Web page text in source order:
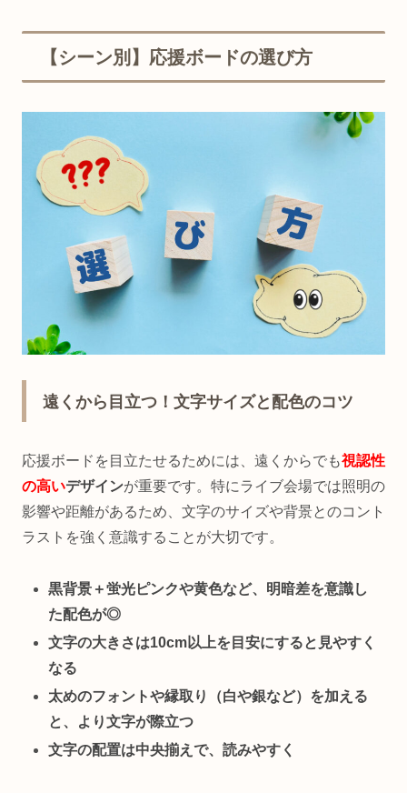
【シーン別】応援ボードの選び方
遠くから目立つ！文字サイズと配色のコツ
応援ボードを目立たせるためには、遠くからでも視認性
の高いデザインが重要です。特にライブ会場では照明の
影響や距離があるため、文字のサイズや背景とのコント
ラストを強く意識することが大切です。
黒背景＋蛍光ピンクや黄色など、明暗差を意識し
た配色が◎
文字の大きさは10cm以上を目安にすると見やすく
なる
太めのフォントや縁取り（白や銀など）を加える
と、より文字が際立つ
文字の配置は中央揃えで、読みやすく